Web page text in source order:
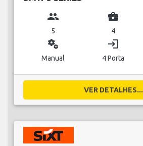
group
5
business_center
4
miscellaneous_services
Manual
login
4 Porta
VER DETALHES...